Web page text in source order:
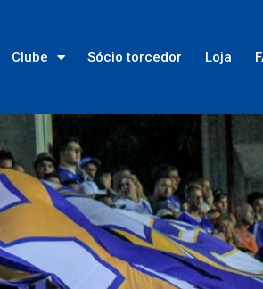
Clube Sócio torcedor Loja